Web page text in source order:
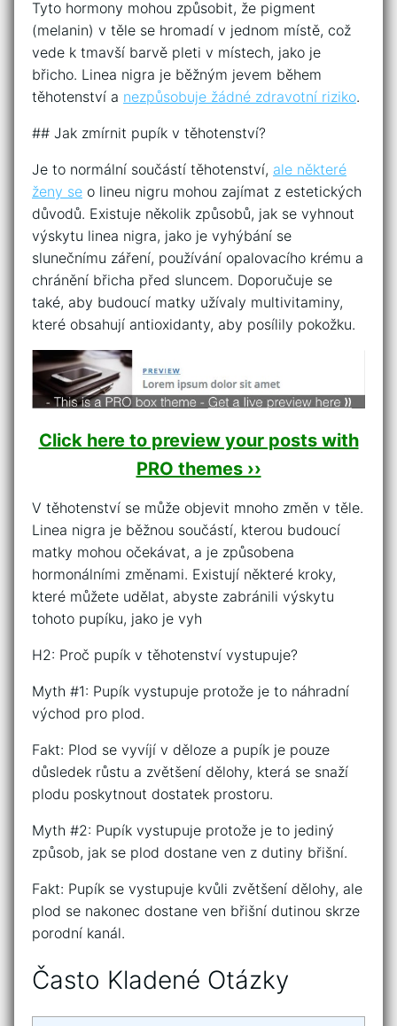
Tyto hormony mohou způsobit, že pigment
(melanin) v těle se hromadí v jednom místě, což
vede k tmavší barvě pleti v místech, jako je
břicho. Linea nigra je běžným jevem během
těhotenství a nezpůsobuje žádné zdravotní riziko.
## Jak zmírnit pupík v těhotenství?
Je to normální součástí těhotenství, ale některé
ženy se o lineu nigru mohou zajímat z estetických
důvodů. Existuje několik způsobů, jak se vyhnout
výskytu linea nigra, jako je vyhýbání se
slunečnímu záření, používání opalovacího krému a
chránění břicha před sluncem. Doporučuje se
také, aby budoucí matky užívaly multivitaminy,
které obsahují antioxidanty, aby posílily pokožku.
Click here to preview your posts with
PRO themes ››
V těhotenství se může objevit mnoho změn v těle.
Linea nigra je běžnou součástí, kterou budoucí
matky mohou očekávat, a je způsobena
hormonálními změnami. Existují některé kroky,
které můžete udělat, abyste zabránili výskytu
tohoto pupíku, jako je vyh
H2: Proč pupík v těhotenství vystupuje?
Myth #1: Pupík vystupuje protože je to náhradní
východ pro plod.
Fakt: Plod se vyvíjí v děloze a pupík je pouze
důsledek růstu a zvětšení dělohy, která se snaží
plodu poskytnout dostatek prostoru.
Myth #2: Pupík vystupuje protože je to jediný
způsob, jak se plod dostane ven z dutiny břišní.
Fakt: Pupík se vystupuje kvůli zvětšení dělohy, ale
plod se nakonec dostane ven břišní dutinou skrze
porodní kanál.
Často Kladené Otázky